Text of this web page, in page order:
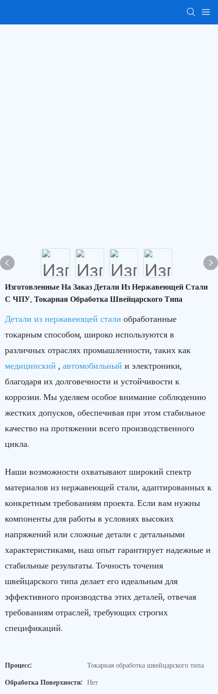
Изготовленные На Заказ Детали Из Нержавеющей Стали
С ЧПУ, Токарная Обработка Швейцарского Типа
Детали из нержавеющей стали обработанные
токарным способом, широко используются в
различных отраслях промышленности, таких как
медицинский , автомобильный и электроники,
благодаря их долговечности и устойчивости к
коррозии. Мы уделяем особое внимание соблюдению
жестких допусков, обеспечивая при этом стабильное
качество на протяжении всего производственного
цикла.
Наши возможности охватывают широкий спектр
материалов из нержавеющей стали, адаптированных к
конкретным требованиям проекта. Если вам нужны
компоненты для работы в условиях высоких
напряжений или сложные детали с детальными
характеристиками, наш опыт гарантирует надежные и
стабильные результаты. Точность точения
швейцарского типа делает его идеальным для
эффективного производства этих деталей, отвечая
требованиям отраслей, требующих строгих
спецификаций.
Процесс:
Токарная обработка швейцарского типа
Обработка Поверхности: Нет